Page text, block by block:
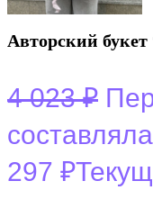
Авторский
4 023₽
297 ₽